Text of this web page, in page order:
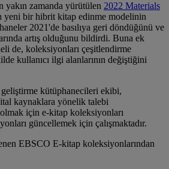
yakın zamanda yürütülen 2022 Materials
yeni bir hibrit kitap edinme modelinin
2021'de basılıya geri döndüğünü ve
artış olduğunu bildirdi. Buna ek
de, koleksiyonları çeşitlendirme
kullanıcı ilgi alanlarının değiştiğini
kütüphanecileri ekibi,
kaynaklara yönelik talebi
olmak için e-kitap koleksiyonları
güncellemek için çalışmaktadır.
EBSCO E-kitap koleksiyonlarından